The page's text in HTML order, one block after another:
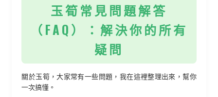
玉筍常見問題解答
（FAQ）：解決你的所有
疑問
關於玉筍，大家常有一些問題，我在這裡整理出來，幫你
一次搞懂。